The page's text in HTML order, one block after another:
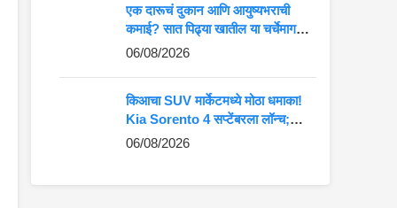
एक दारूचं दुकान आणि आयुष्यभराची
कमाई? सात पिढ्या खातील या चर्चेमागचं
खरं गणित जाणून घ्या
06/08/2026
किआचा SUV मार्केटमध्ये मोठा धमाका!
Kia Sorento 4 सप्टेंबरला लॉन्च;
Fortuner-Kodiaq ला देणार थेट
06/08/2026